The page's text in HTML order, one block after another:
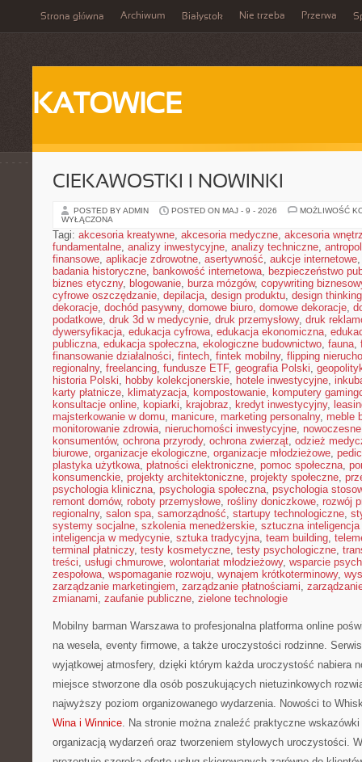
Strona główna Archiwum Białystok Nie trzeba Przerwa
KATOWICE
CIEKAWOSTKI I NOWINKI
POSTED BY ADMIN POSTED ON MAJ - 9 - 2026
MOŻLIWOŚĆ
WYŁĄCZONA
Tagi: akcesoria kreatywne, akcesoria medyczne, akcesoria
fundamentalne, analizy inwestycyjne, analizy techniczne,
finansowe, aplikacje zdrowotne, asertywność, aukcje internetowe
badania historyczne, bankowość internetowa, bezpieczeństwo
biznes etyczny, blogowanie, burza mózgów, copywriting
cyfrowe oszczędzanie, depilacja, design produktu, design thinking
dekoracje, dochód pasywny, domowe biuro, domowe dekoracje,
podatkowe, druk 3d w medycynie, druk przemysłowy, druk
dywersyfikacja, edukacja cyfrowa, edukacja ekonomiczna,
publiczna, edukacja społeczna, ekologiczne budownictwo, fauna,
finansowanie działalności, fintech, fintek mobilny, flipping
regionalny, freelancing, fundusze ETF, geografia Polski,
historia Polski, hobby kolekcjonerskie, hotele inwestycyjne,
karty płatnicze, klimatyzacja, kompostowanie, komputery
konsultacje online, kopiarki, krajobraz, kredyt inwestycyjny,
majsterkowanie w domu, manicure, marketing personalny, meble
monitorowanie zdrowia, nieruchomości inwestycyjne,
konsumentów, ochrona przyrody, ochrona zwierząt, odzież
biurowe, organizacje ekologiczne, organizacje młodzieżowe,
plastyka użytkowa, płatności elektroniczne, pomoc społeczna,
konsumenckie, projekty architektoniczne, projekty społeczne,
psychologia kliniczna, psychologia społeczna, psychologia
remont domów, roboty przemysłowe, rośliny doniczkowe, rozwój
regionalny, salon spa, samorządność, startupy technologiczne,
systemy socjalne, szkolenia menedżerskie, sztuczna
inteligencja w medycynie, sztuka tradycyjna, team building,
terminal płatniczy, testy kosmetyczne, testy psychologiczne,
treści, usługi chmurowe, wolontariat młodzieżowy, wsparcie
zespołowa, wspomaganie rozwoju, wynajem krótkoterminowy,
zarządzanie marketingiem, zarządzanie płatnościami,
zmianami, zaufanie publiczne, zielone technologie
Mobilny barman Warszawa to profesjonalna platforma online
na wesela, eventy firmowe, a także uroczystości rodzinne.
wyjątkowej atmosfery, dzięki którym każda uroczystość nabiera
miejsce stworzone dla osób poszukujących nietuzinkowych
najwyższy poziom organizowanego wydarzenia. Nowości to
Wina i Winnice. Na stronie można znaleźć praktyczne
organizacją wydarzeń oraz tworzeniem stylowych uroczystości.